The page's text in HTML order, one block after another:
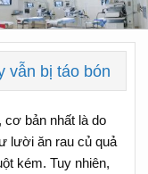
vẫn bị táo bón
cơ bản nhất là do
lười ăn rau củ quả
kém. Tuy nhiên,